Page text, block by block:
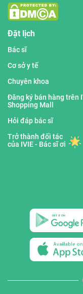
Đặt lịch
Bác sĩ
Cơ sở y tế
Chuyên khoa
Đăng ký bán hàng trên
Shopping Mall
Hỏi đáp bác sĩ
Trở thành đối tác
của IVIE - Bác sĩ ơi